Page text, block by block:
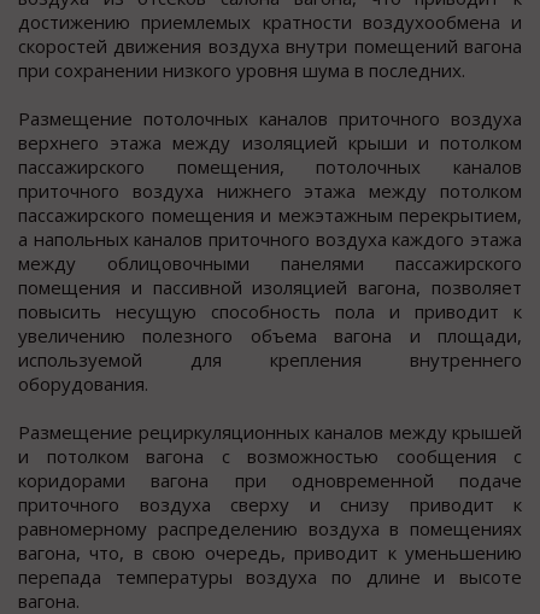
достижению приемлемых кратности воздухообмена и
скоростей движения воздуха внутри помещений вагона
при сохранении низкого уровня шума в последних.
Размещение потолочных каналов приточного воздуха
верхнего этажа между изоляцией крыши и потолком
пассажирского помещения, потолочных каналов
приточного воздуха нижнего этажа между потолком
пассажирского помещения и межэтажным перекрытием,
а напольных каналов приточного воздуха каждого этажа
между облицовочными панелями пассажирского
помещения и пассивной изоляцией вагона, позволяет
повысить несущую способность пола и приводит к
увеличению полезного объема вагона и площади,
используемой для крепления внутреннего
оборудования.
Размещение рециркуляционных каналов между крышей
и потолком вагона с возможностью сообщения с
коридорами вагона при одновременной подаче
приточного воздуха сверху и снизу приводит к
равномерному распределению воздуха в помещениях
вагона, что, в свою очередь, приводит к уменьшению
перепада температуры воздуха по длине и высоте
вагона.